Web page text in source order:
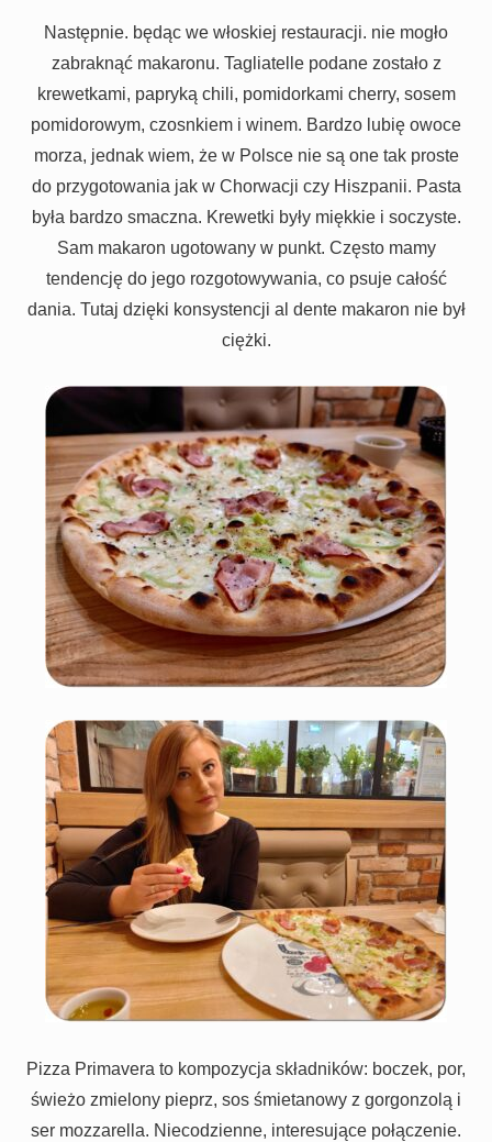
Następnie. będąc we włoskiej restauracji. nie mogło
zabraknąć makaronu. Tagliatelle podane zostało z
krewetkami, papryką chili, pomidorkami cherry, sosem
pomidorowym, czosnkiem i winem. Bardzo lubię owoce
morza, jednak wiem, że w Polsce nie są one tak proste
do przygotowania jak w Chorwacji czy Hiszpanii. Pasta
była bardzo smaczna. Krewetki były miękkie i soczyste.
Sam makaron ugotowany w punkt. Często mamy
tendencję do jego rozgotowywania, co psuje całość
dania. Tutaj dzięki konsystencji al dente makaron nie był
ciężki.
Pizza Primavera to kompozycja składników: boczek, por,
świeżo zmielony pieprz, sos śmietanowy z gorgonzolą i
ser mozzarella. Niecodzienne, interesujące połączenie.